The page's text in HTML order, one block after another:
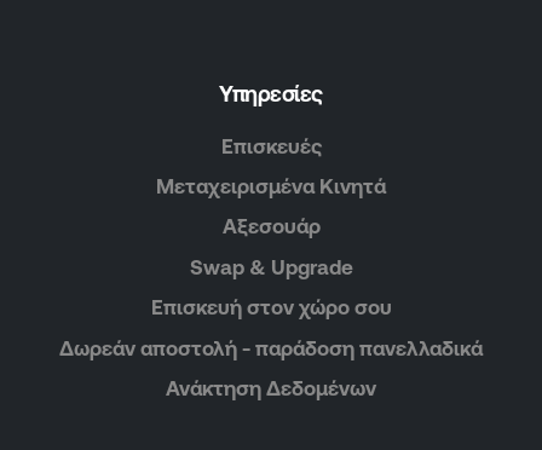
Υπηρεσίες
Επισκευές
Μεταχειρισμένα Κινητά
Αξεσουάρ
Swap & Upgrade
Επισκευή στον χώρο σου
Δωρεάν αποστολή - παράδοση πανελλαδικά
Ανάκτηση Δεδομένων